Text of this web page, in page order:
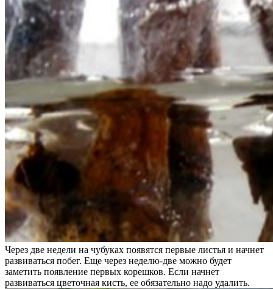
Через две недели на чубуках появятся первые листья и начнет
развиваться побег. Еще через неделю-две можно будет
заметить появление первых корешков. Если начнет
развиваться цветочная кисть, ее обязательно надо удалить.